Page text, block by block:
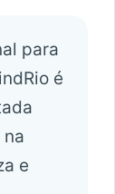
para
é
e